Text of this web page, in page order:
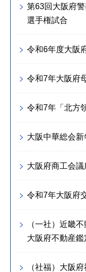
第63回大阪府
選手権試合
令和6年度大阪
令和7年大阪府
令和7年「北方
大阪中華総会新
大阪府商工会
令和7年大阪府
（一社）近畿
大阪府不動産
（社福）大阪